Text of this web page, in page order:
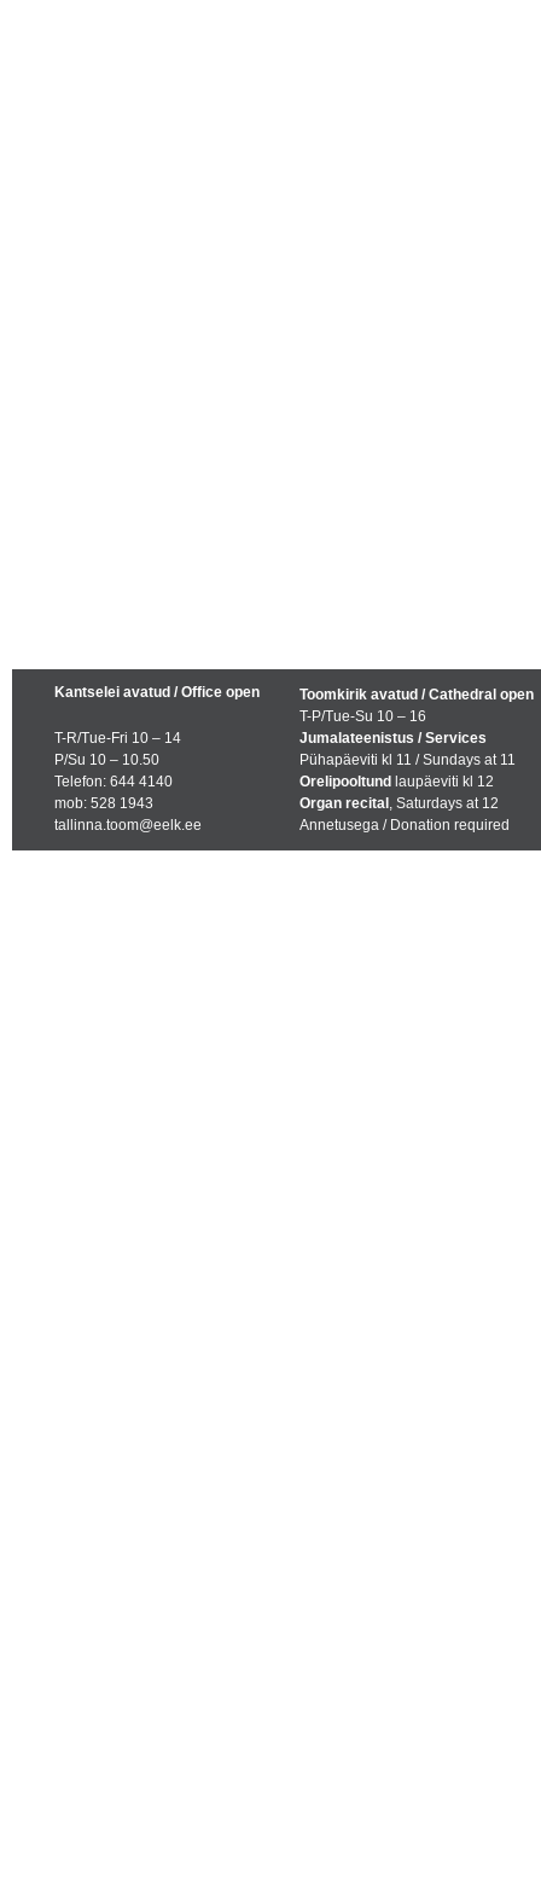
Kantselei avatud / Office open
T-R/Tue-Fri 10 – 14
P/Su 10 – 10.50
Telefon: 644 4140
mob: 528 1943
tallinna.toom@eelk.ee
Toomkirik avatud / Cathedral open
T-P/Tue-Su 10 – 16
Jumalateenistus / Services
Pühapäeviti kl 11 / Sundays at 11
Orelipooltund laupäeviti kl 12
Organ recital , Saturdays at 12
Annetusega / Donation required